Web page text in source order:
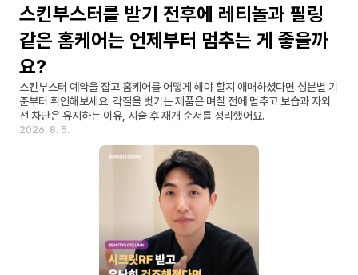
스킨부스터를 받기 전후에 레티놀과 필링
같은 홈케어는 언제부터 멈추는 게 좋을까
요?
스킨부스터 예약을 잡고 홈케어를 어떻게 해야 할지 애매하셨다면 성분별 기
준부터 확인해보세요. 각질을 벗기는 제품은 며칠 전에 멈추고 보습과 자외
선 차단은 유지하는 이유, 시술 후 재개 순서를 정리했어요.
2026. 8. 5.